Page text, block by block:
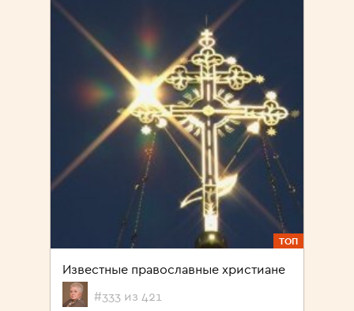
ТОП
Известные православные христиане
#333 из 421